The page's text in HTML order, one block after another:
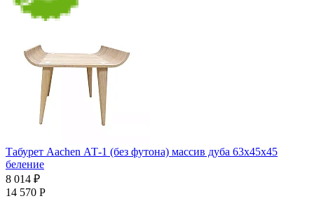
Табурет Aachen АТ-1 (без футона) массив дуба 63х45х45
беление
8 014 ₽
14 570 Р